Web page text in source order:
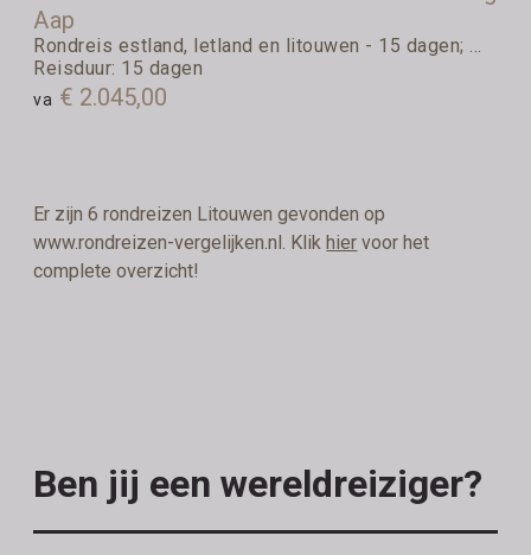
Aap
Rondreis estland, letland en litouwen - 15 dagen; ...
Reisduur: 15 dagen
va € 2.045,00
Er zijn 6 rondreizen Litouwen gevonden op
www.rondreizen-vergelijken.nl. Klik hier voor het
complete overzicht!
Ben jij een wereldreiziger?